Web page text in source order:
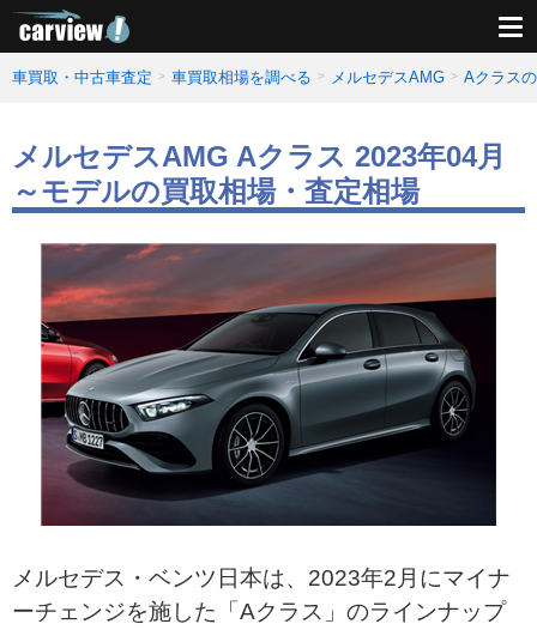
車買取・中古車査定 車買取相場を調べる メルセデスAMG Aクラス
メルセデスAMG Aクラス 2023年04月
～モデルの買取相場・査定相場
メルセデス・ベンツ日本は、2023年2月にマイナ
ーチェンジを施した「Aクラス」のラインナップ